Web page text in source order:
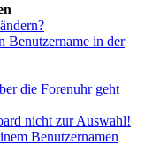
Benutzername in der
die Forenuhr geht
nicht zur Auswahl!
Benutzernamen